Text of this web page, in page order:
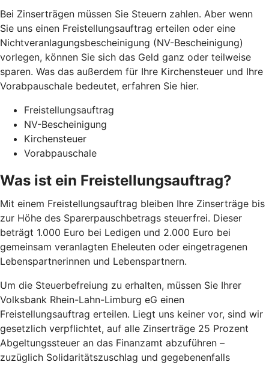
Bei Zinserträgen müssen Sie Steuern zahlen. Aber wenn
Sie uns einen Freistellungsauftrag erteilen oder eine
Nichtveranlagungsbescheinigung (NV-Bescheinigung)
vorlegen, können Sie sich das Geld ganz oder teilweise
sparen. Was das außerdem für Ihre Kirchensteuer und Ihre
Vorabpauschale bedeutet, erfahren Sie hier.
Freistellungsauftrag
NV-Bescheinigung
Kirchensteuer
Vorabpauschale
Was ist ein Freistellungsauftrag?
Mit einem Freistellungsauftrag bleiben Ihre Zinserträge bis
zur Höhe des Sparerpauschbetrags steuerfrei. Dieser
beträgt 1.000 Euro bei Ledigen und 2.000 Euro bei
gemeinsam veranlagten Eheleuten oder eingetragenen
Lebenspartnerinnen und Lebenspartnern.
Um die Steuerbefreiung zu erhalten, müssen Sie Ihrer
Volksbank Rhein-Lahn-Limburg eG einen
Freistellungsauftrag erteilen. Liegt uns keiner vor, sind wir
gesetzlich verpflichtet, auf alle Zinserträge 25 Prozent
Abgeltungssteuer an das Finanzamt abzuführen –
zuzüglich Solidaritätszuschlag und gegebenenfalls